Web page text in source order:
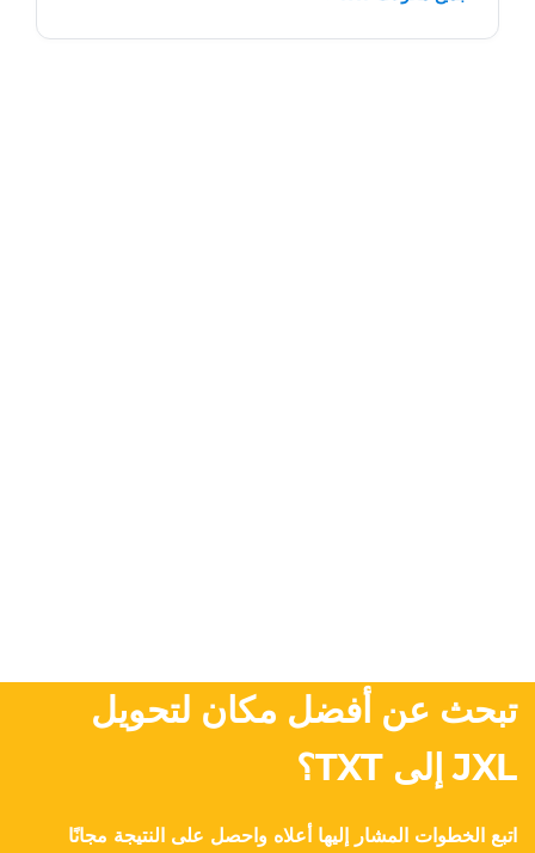
تبحث عن أفضل مكان لتحويل
JXL إلى TXT؟
اتبع الخطوات المشار إليها أعلاه واحصل على النتيجة مجانًا